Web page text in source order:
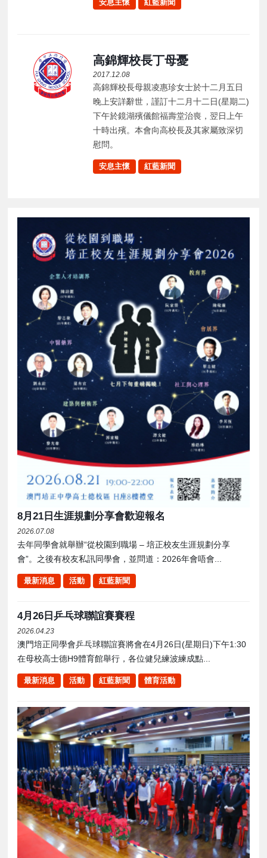
安息主懷 紅藍新聞
高錦輝校長丁母憂
2017.12.08
高錦輝校長母親凌惠珍女士於十二月五日
晚上安詳辭世，謹訂十二月十二日(星期二)
下午於鏡湖殯儀館福壽堂治喪，翌日上午
十時出殯。本會向高校長及其家屬致深切
慰問。
安息主懷 紅藍新聞
8月21日生涯規劃分享會歡迎報名
2026.07.08
去年同學會就舉辦“從校園到職場 – 培正校友生涯規劃分享
會”。之後有校友私訊同學會，並問道：2026年會唔會...
最新消息 活動 紅藍新聞
4月26日乒乓球聯誼賽賽程
2026.04.23
澳門培正同學會乒乓球聯誼賽將會在4月26日(星期日)下午1:30
在母校高士德H9體育館舉行，各位健兒練波練成點...
最新消息 活動 紅藍新聞 體育活動